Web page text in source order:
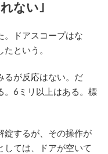
ない｣
。ドアスコープはな
という。
るが反応はない。だ
。6ミリ以上はある。標
錠するが、その操作が
しては、ドアが空いて